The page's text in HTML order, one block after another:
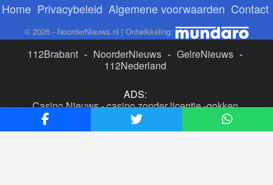
Home Privacybeleid Algemene voorwaarden Contact
© 2026 - NoorderNieuws.nl | Ontwikkeling:
112Brabant - NoorderNieuws - GelreNieuws -
112Nederland
ADS:
Casino Nieuws-casino zonder licentie-gokken
buitenlandse site
beste online casino nederland